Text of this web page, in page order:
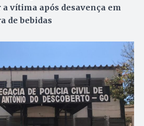
vítima após desavença em
de bebidas